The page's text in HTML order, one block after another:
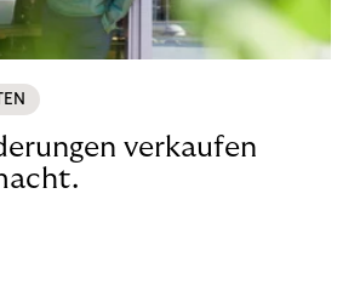
verkaufen